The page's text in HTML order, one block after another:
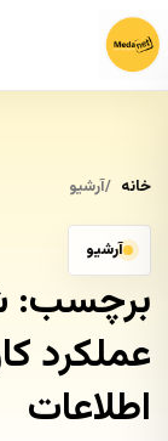
خانه آرشیو
آرشیو
برچسب:
عملکرد
اطلاعات